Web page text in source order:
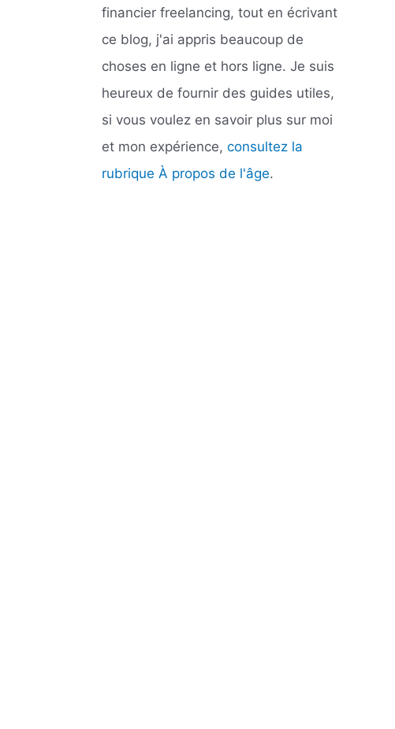
financier freelancing, tout en écrivant
ce blog, j'ai appris beaucoup de
choses en ligne et hors ligne. Je suis
heureux de fournir des guides utiles,
si vous voulez en savoir plus sur moi
et mon expérience, consultez la
rubrique À propos de l'âge.